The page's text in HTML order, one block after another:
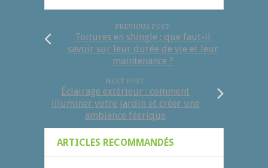
PREVIOUS POST
Toitures en shingle : que faut-il
savoir sur leur durée de vie et leur
maintenance ?
NEXT POST
Éclairage extérieur : comment
illuminer votre jardin et créer une
ambiance féerique
ARTICLES RECOMMANDÉS